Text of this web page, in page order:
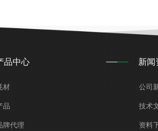
品中心
材
品
牌代理
新闻
公司
技术
资料